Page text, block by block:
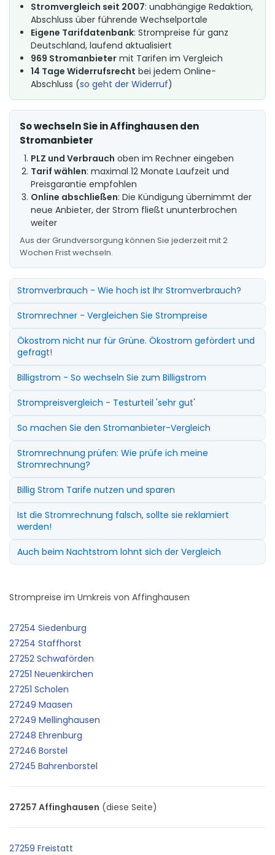
Stromvergleich seit 2007: unabhängige Redaktion,
Abschluss über führende Wechselportale
Eigene Tarifdatenbank: Strompreise für ganz
Deutschland, laufend aktualisiert
969 Stromanbieter mit Tarifen im Vergleich
14 Tage Widerrufsrecht bei jedem Online-
Abschluss (so geht der Widerruf)
So wechseln Sie in Affinghausen den
Stromanbieter
PLZ und Verbrauch oben im Rechner eingeben
Tarif wählen: maximal 12 Monate Laufzeit und
Preisgarantie empfohlen
Online abschließen: Die Kündigung übernimmt der
neue Anbieter, der Strom fließt ununterbrochen
weiter
Aus der Grundversorgung können Sie jederzeit mit 2
Wochen Frist wechseln.
Stromverbrauch - Wie hoch ist Ihr Stromverbrauch?
Stromrechner - Vergleichen Sie Strompreise
Ökostrom nicht nur für Grüne. Ökostrom gefördert und
gefragt!
Billigstrom - So wechseln Sie zum Billigstrom
Strompreisvergleich - Testurteil 'sehr gut'
So machen Sie den Stromanbieter-Vergleich
Stromrechnung prüfen: Wie prüfe ich meine
Stromrechnung?
Billig Strom Tarife nutzen und sparen
Ist die Stromrechnung falsch, sollte sie reklamiert
werden!
Auch beim Nachtstrom lohnt sich der Vergleich
Strompreise im Umkreis von Affinghausen
27254 Siedenburg
27254 Staffhorst
27252 Schwaförden
27251 Neuenkirchen
27251 Scholen
27249 Maasen
27249 Mellinghausen
27248 Ehrenburg
27246 Borstel
27245 Bahrenborstel
27257 Affinghausen (diese Seite)
27259 Freistatt